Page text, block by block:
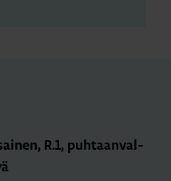
R.1, puh­taan­val­